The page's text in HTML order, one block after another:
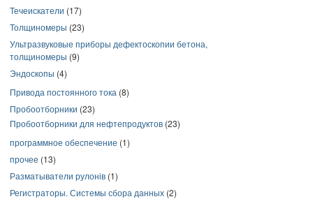
Течеискатели (17)
Толщиномеры (23)
Ультразвуковые приборы дефектоскопии бетона,
толщиномеры (9)
Эндоскопы (4)
Привода постоянного тока (8)
Пробоотборники (23)
Пробоотборники для нефтепродуктов (23)
программное обеспечение (1)
прочее (13)
Разматыватели рулонів (1)
Регистраторы. Системы сбора данных (2)